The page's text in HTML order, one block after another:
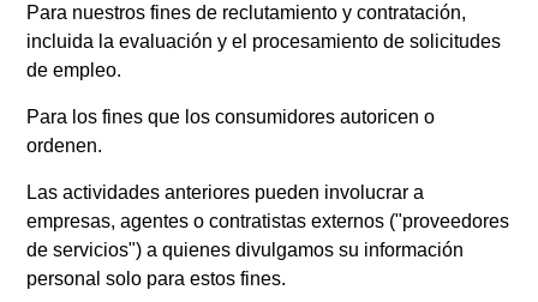
Para nuestros fines de reclutamiento y contratación,
incluida la evaluación y el procesamiento de solicitudes
de empleo.
Para los fines que los consumidores autoricen o
ordenen.
Las actividades anteriores pueden involucrar a
empresas, agentes o contratistas externos ("proveedores
de servicios") a quienes divulgamos su información
personal solo para estos fines.